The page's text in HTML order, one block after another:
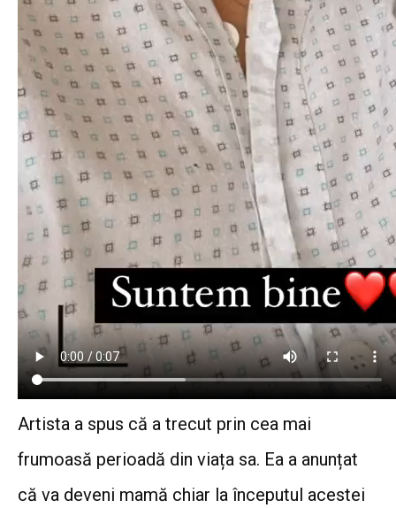
Artista a spus că a trecut prin cea mai
frumoasă perioadă din viața sa. Ea a anunțat
că va deveni mamă chiar la începutul acestei